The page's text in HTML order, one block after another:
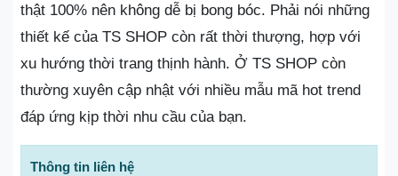
thật 100% nên không dễ bị bong bóc. Phải nói những
thiết kế của TS SHOP còn rất thời thượng, hợp với
xu hướng thời trang thịnh hành. Ở TS SHOP còn
thường xuyên cập nhật với nhiều mẫu mã hot trend
đáp ứng kịp thời nhu cầu của bạn.
Thông tin liên hệ